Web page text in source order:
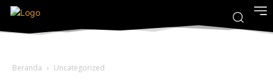
Beranda Uncategorized